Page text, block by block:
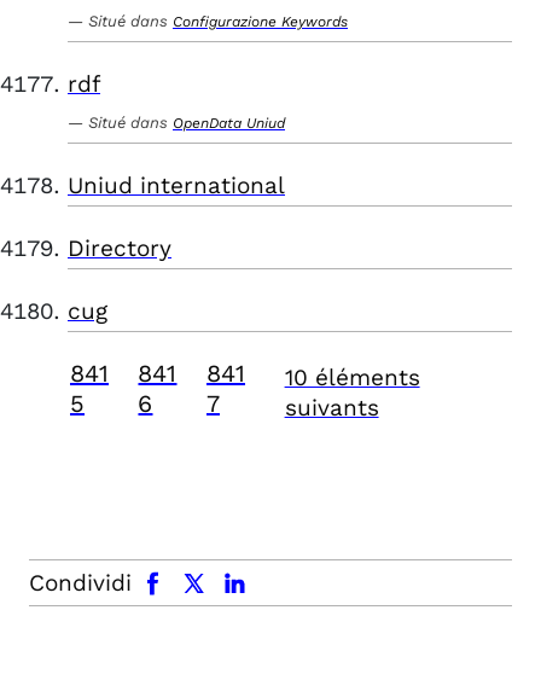
Situé dans Configurazione Keywords
rdf
Situé dans OpenData Uniud
Uniud international
Directory
cug
841
5
841
6
841
7
10 éléments
suivants
Condividi
facebook x.com linkedin